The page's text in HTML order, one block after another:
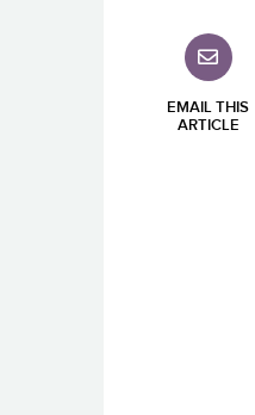
EMAIL THIS
ARTICLE